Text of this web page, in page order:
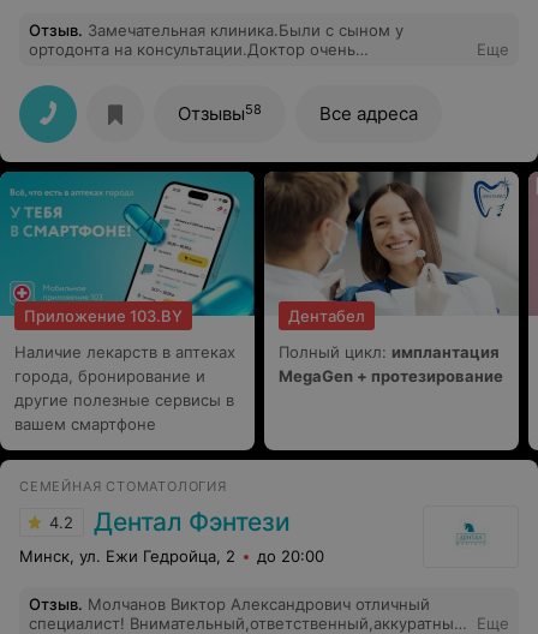
Отзыв. Замечательная клиника.Были с сыном у
ортодонта на консультации.Доктор очень
профессионально сделала свою работу.
Еще
Отзывы58 Все адреса
Приложение 103.BY
Наличие лекарств в аптеках
города, бронирование и
другие полезные сервисы в
вашем смартфоне
Дентабел
Полный цикл: имплантация
MegaGen + протезирование
СЕМЕЙНАЯ СТОМАТОЛОГИЯ
4.2 Дентал Фэнтези
Минск, ул. Ежи Гедройца, 2 до 20:00
Отзыв. Молчанов Виктор Александрович отличный
специалист! Внимательный,ответственный,аккуратный.
Еще